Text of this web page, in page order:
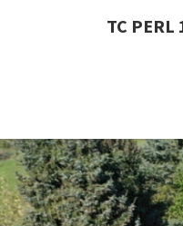
TC PERL